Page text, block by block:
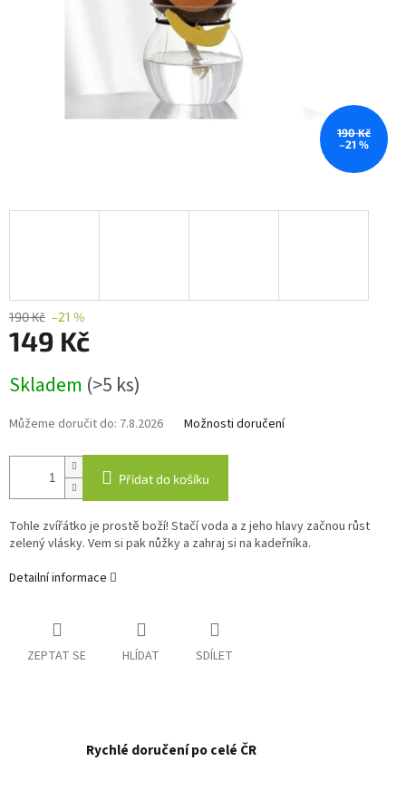
190 Kč
–21 %
190 Kč –21 %
149 Kč
cena:
Skladem (>5 ks)
Můžeme doručit do: 7.8.2026 Možnosti doručení
Přidat do košíku
Tohle zvířátko je prostě boží! Stačí voda a z jeho hlavy začnou růst
zelený vlásky. Vem si pak nůžky a zahraj si na kadeřníka.
Detailní informace
ZEPTAT SE HLÍDAT SDÍLET
Rychlé doručení po celé ČR